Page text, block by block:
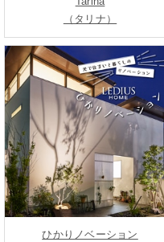
（タリナ）
ひかりノベーション